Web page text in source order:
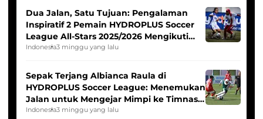
Dua Jalan, Satu Tujuan: Pengalaman
Inspiratif 2 Pemain HYDROPLUS Soccer
League All-Stars 2025/2026 Mengikuti
Seleksi Timnas Indonesia Putri
Indonesia3 minggu yang lalu
Sepak Terjang Albianca Raula di
HYDROPLUS Soccer League: Menemukan
Jalan untuk Mengejar Mimpi ke Timnas
Indonesia Putri
Indonesia3 minggu yang lalu